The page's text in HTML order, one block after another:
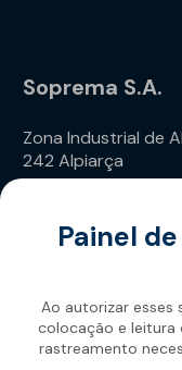
Soprema S.A.
Zona Industrial de
242 Alpiarça
Painel de gerenciamento de
Ao autorizar esses
colocação e leitura
rastreamento